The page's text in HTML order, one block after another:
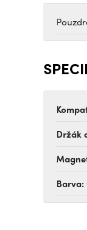
Držák
Barva: